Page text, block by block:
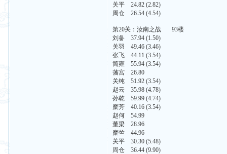
关平 24.82 (2.82)
周仓 26.54 (4.54)
第20关：汝南之战 93楼
刘备 37.94 (1.50)
关羽 49.46 (3.46)
张飞 44.11 (3.54)
简雍 55.94 (3.54)
藩宫 26.80
关纯 51.92 (3.54)
赵云 35.98 (4.78)
孙乾 59.99 (4.74)
糜芳 40.16 (3.54)
赵何 54.99
董梁 28.96
糜竺 44.96
关平 30.30 (5.48)
周仓 36.44 (9.90)